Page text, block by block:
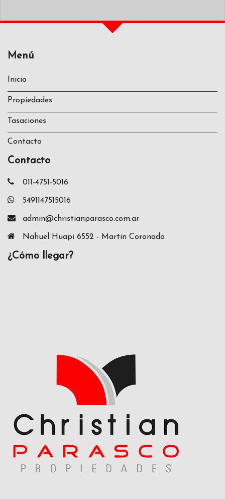
Menú
Inicio
Propiedades
Tasaciones
Contacto
Contacto
011-4751-5016
5491147515016
admin@christianparasco.com.ar
Nahuel Huapi 6552 - Martin Coronado
¿Cómo llegar?